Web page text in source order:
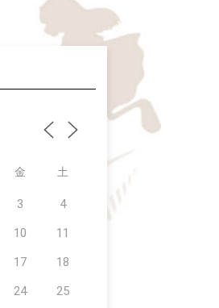
金 土
3
4
10
11
17
18
24
25